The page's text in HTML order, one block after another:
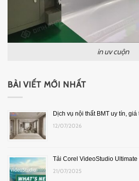
in uv cuộn
BÀI VIẾT MỚI NHẤT
Dịch vụ nội thất BMT uy tín,
12/07/2026
Tải Corel VideoStudio
21/07/2025